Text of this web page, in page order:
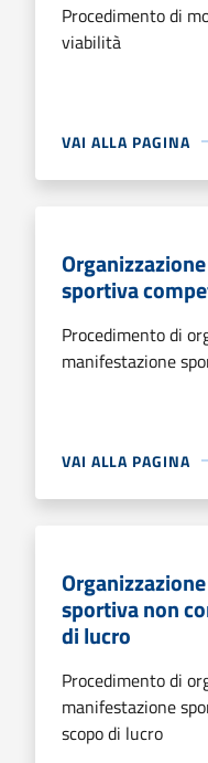
Procedimento di
viabilità
VAI ALLA PAGINA
sportiva
Procedimento di
manifestazione
VAI ALLA PAGINA
sportiva non
di lucro
Procedimento di
manifestazione
scopo di lucro